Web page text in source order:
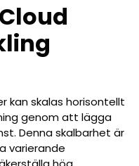
kan skalas horisontellt
genom att lägga
Denna skalbarhet är
varierande